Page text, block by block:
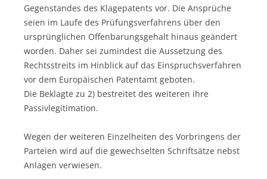
Gegenstandes des Klagepatents vor. Die Ansprüche
seien im Laufe des Prüfungsverfahrens über den
ursprünglichen Offenbarungsgehalt hinaus geändert
worden. Daher sei zumindest die Aussetzung des
Rechtsstreits im Hinblick auf das Einspruchsverfahren
vor dem Europäischen Patentamt geboten.
Die Beklagte zu 2) bestreitet des weiteren ihre
Passivlegitimation.
Wegen der weiteren Einzelheiten des Vorbringens der
Parteien wird auf die gewechselten Schriftsätze nebst
Anlagen verwiesen.